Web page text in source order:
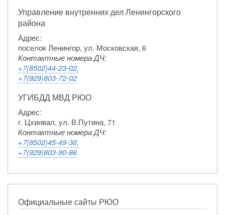
Управление внутренних дел Ленингорского
района
Адрес:
поселок Ленингор, ул. Московская, 6
Контактные номера ДЧ:
+7(8502)44-23-02,
+7(929)803-72-02
УГИБДД МВД РЮО
Адрес:
г. Цхинвал, ул. В.Путина, 71
Контактные номера ДЧ:
+7(8502)45-49-36,
+7(929)803-90-86
Официальные сайты РЮО